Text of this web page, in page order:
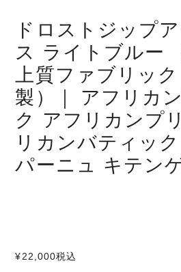
ドロストジップ
ス ライトブルー
上質ファブリッ
製）｜ アフリカ
ク アフリカンプ
リカンバティッ
パーニュ キテン
¥22,000税込